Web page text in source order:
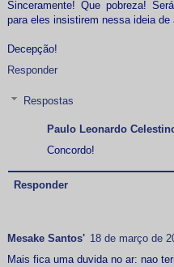
Sinceramente! Que pobreza!
para eles insistirem nessa ideia de
Decepção!
Responder
Respostas
Paulo Leonardo
Concordo!
Responder
Mesake Santos' 18 de março de
Mais fica uma duvida no ar: nao